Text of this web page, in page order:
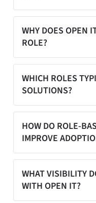
“Solutions by
provides role-
reports, and
objectives of
across the
WHY DOES OPEN
ROLE?
Different
levels of insight.
role to ensure
faster decision-
adoption and
WHICH ROLES
SOLUTIONS?
Open iT is used
Asset Managers
administrators,
operations
compliance
leadership.
HOW DO ROLE-
IMPROVE
Role-based
overload by
WHAT VISIBILITY
WITH OPEN IT?